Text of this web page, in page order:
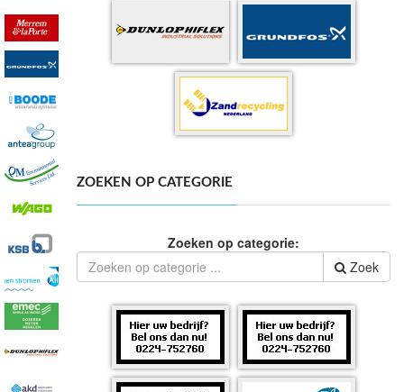
ZOEKEN OP CATEGORIE
Zoeken op categorie:
Zoek